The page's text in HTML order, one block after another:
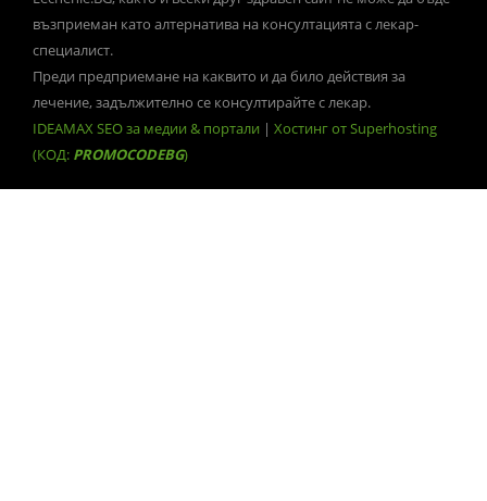
възприеман като алтернатива на консултацията с лекар-
специалист.
Преди предприемане на каквито и да било действия за
лечение, задължително се консултирайте с лекар.
IDEAMAX SEO за медии & портали | Хостинг от Superhosting
(КОД: PROMOCODEBG)